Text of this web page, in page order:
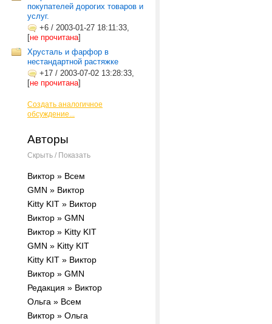
покупателей дорогих товаров и
услуг.
+6 / 2003-01-27 18:11:33,
[не прочитана]
Хрусталь и фарфор в
нестандартной растяжке
+17 / 2003-07-02 13:28:33,
[не прочитана]
Создать аналогичное
обсуждение...
Авторы
Скрыть / Показать
Виктор » Всем
GMN » Виктор
Kitty KIT » Виктор
Виктор » GMN
Виктор » Kitty KIT
GMN » Kitty KIT
Kitty KIT » Виктор
Виктор » GMN
Редакция » Виктор
Ольга » Всем
Виктор » Ольга